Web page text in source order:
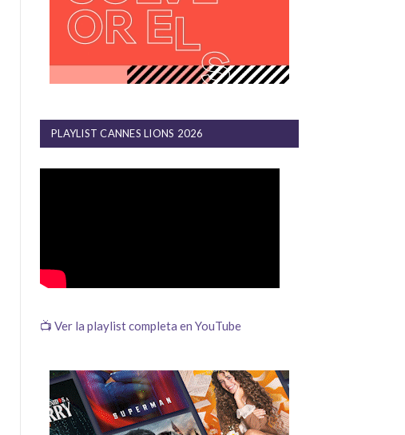
PLAYLIST CANNES LIONS 2026
📺 Ver la playlist completa en YouTube